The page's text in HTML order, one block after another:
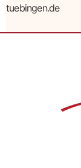
tuebingen.de